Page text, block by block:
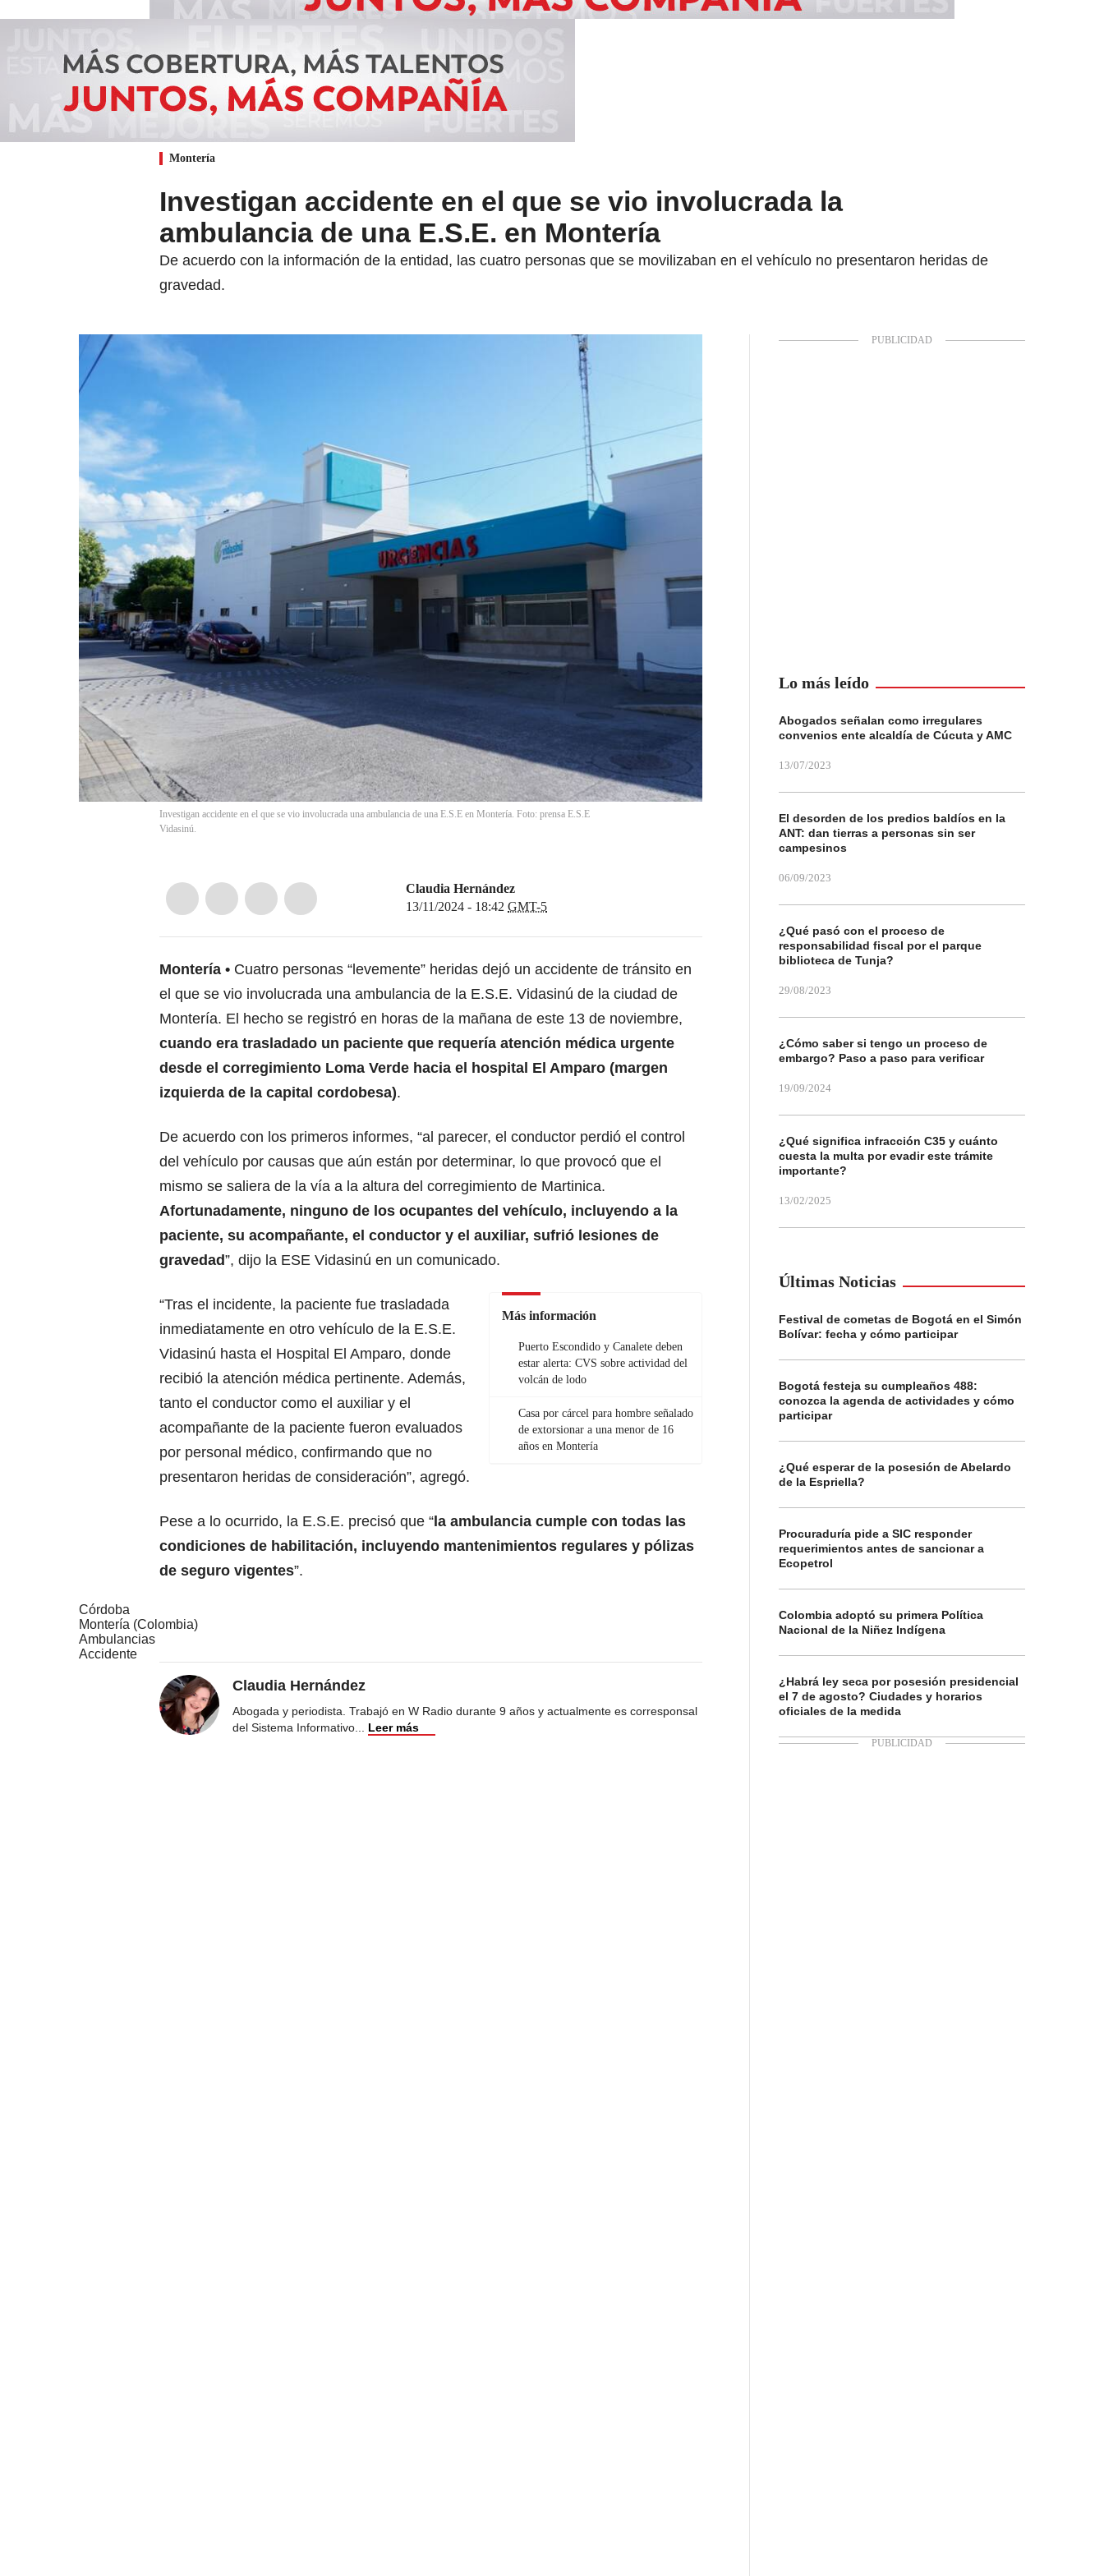
Montería
Investigan accidente en el que se vio involucrada la
ambulancia de una E.S.E. en Montería
De acuerdo con la información de la entidad, las cuatro personas que se movilizaban en el vehículo no presentaron heridas de
gravedad.
Investigan accidente en el que se vio involucrada una ambulancia de una E.S.E en Montería. Foto: prensa E.S.E
Vidasinú.
Claudia Hernández
13/11/2024 - 18:42 GMT-5
Montería
Cuatro personas “levemente” heridas dejó un accidente de tránsito en
el que se vio involucrada una ambulancia de la E.S.E. Vidasinú de la ciudad de
Montería. El hecho se registró en horas de la mañana de este 13 de noviembre,
cuando era trasladado un paciente que requería atención médica urgente
desde el corregimiento Loma Verde hacia el hospital El Amparo (margen
izquierda de la capital cordobesa).
De acuerdo con los primeros informes, “al parecer, el conductor perdió el control
del vehículo por causas que aún están por determinar, lo que provocó que el
mismo se saliera de la vía a la altura del corregimiento de Martinica.
Afortunadamente, ninguno de los ocupantes del vehículo, incluyendo a la
paciente, su acompañante, el conductor y el auxiliar, sufrió lesiones de
gravedad”, dijo la ESE Vidasinú en un comunicado.
Más información
Puerto Escondido y Canalete deben
estar alerta: CVS sobre actividad del
volcán de lodo
Casa por cárcel para hombre señalado
de extorsionar a una menor de 16
años en Montería
“Tras el incidente, la paciente fue trasladada
inmediatamente en otro vehículo de la E.S.E.
Vidasinú hasta el Hospital El Amparo, donde
recibió la atención médica pertinente. Además,
tanto el conductor como el auxiliar y el
acompañante de la paciente fueron evaluados
por personal médico, confirmando que no
presentaron heridas de consideración”, agregó.
Pese a lo ocurrido, la E.S.E. precisó que “ la ambulancia cumple con todas las
condiciones de habilitación, incluyendo mantenimientos regulares y pólizas
de seguro vigentes”.
Córdoba
Montería (Colombia)
Ambulancias
Accidente
Claudia Hernández
Abogada y periodista. Trabajó en W Radio durante 9 años y actualmente es corresponsal
del Sistema Informativo... Leer más
Lo más leído
Abogados señalan como irregulares
convenios ente alcaldía de Cúcuta y AMC
13/07/2023
El desorden de los predios baldíos en la
ANT: dan tierras a personas sin ser
campesinos
06/09/2023
¿Qué pasó con el proceso de
responsabilidad fiscal por el parque
biblioteca de Tunja?
29/08/2023
¿Cómo saber si tengo un proceso de
embargo? Paso a paso para verificar
19/09/2024
¿Qué significa infracción C35 y cuánto
cuesta la multa por evadir este trámite
importante?
13/02/2025
Últimas Noticias
Festival de cometas de Bogotá en el Simón
Bolívar: fecha y cómo participar
Bogotá festeja su cumpleaños 488:
conozca la agenda de actividades y cómo
participar
¿Qué esperar de la posesión de Abelardo
de la Espriella?
Procuraduría pide a SIC responder
requerimientos antes de sancionar a
Ecopetrol
Colombia adoptó su primera Política
Nacional de la Niñez Indígena
¿Habrá ley seca por posesión presidencial
el 7 de agosto? Ciudades y horarios
oficiales de la medida